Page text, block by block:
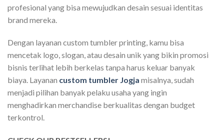
profesional yang bisa mewujudkan desain sesuai identitas
brand mereka.
Dengan layanan custom tumbler printing, kamu bisa
mencetak logo, slogan, atau desain unik yang bikin promosi
bisnis terlihat lebih berkelas tanpa harus keluar banyak
biaya. Layanan custom tumbler Jogja misalnya, sudah
menjadi pilihan banyak pelaku usaha yang ingin
menghadirkan merchandise berkualitas dengan budget
terkontrol.